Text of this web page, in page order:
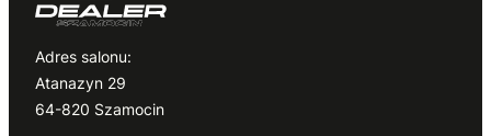
Adres salonu:
Atanazyn 29
64-820 Szamocin